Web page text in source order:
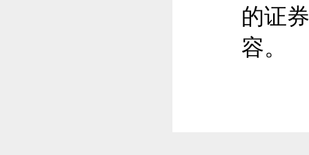
的证
容。